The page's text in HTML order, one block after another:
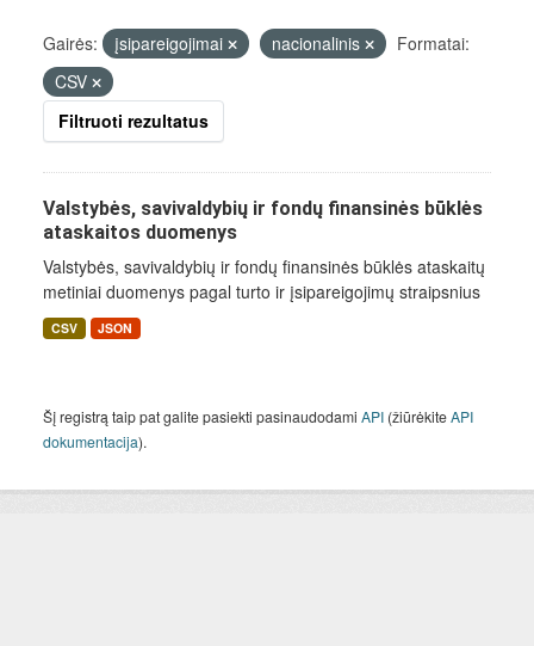
Gairės: įsipareigojimai nacionalinis
Formatai:
CSV
Filtruoti rezultatus
Valstybės, savivaldybių ir fondų finansinės būklės
ataskaitos duomenys
Valstybės, savivaldybių ir fondų finansinės būklės ataskaitų
metiniai duomenys pagal turto ir įsipareigojimų straipsnius
CSV JSON
Šį registrą taip pat galite pasiekti pasinaudodami API (žiūrėkiteAPI
dokumentacija).